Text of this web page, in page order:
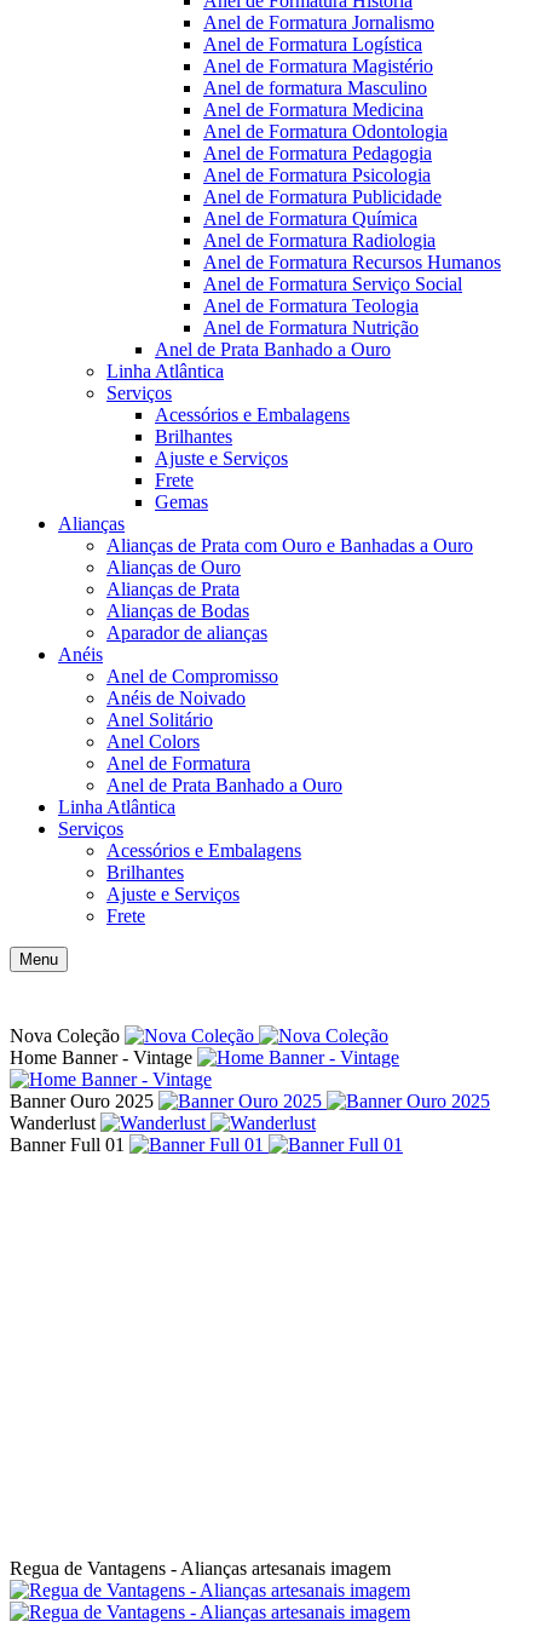
Anel de Formatura Jornalismo
Anel de Formatura Logística
Anel de Formatura Magistério
Anel de formatura Masculino
Anel de Formatura Medicina
Anel de Formatura Odontologia
Anel de Formatura Pedagogia
Anel de Formatura Psicologia
Anel de Formatura Publicidade
Anel de Formatura Química
Anel de Formatura Radiologia
Anel de Formatura Recursos Humanos
Anel de Formatura Serviço Social
Anel de Formatura Teologia
Anel de Formatura Nutrição
Anel de Prata Banhado a Ouro
Linha Atlântica
Serviços
Acessórios e Embalagens
Brilhantes
Ajuste e Serviços
Frete
Gemas
Alianças
Alianças de Prata com Ouro e Banhadas a Ouro
Alianças de Ouro
Alianças de Prata
Alianças de Bodas
Aparador de alianças
Anéis
Anel de Compromisso
Anéis de Noivado
Anel Solitário
Anel Colors
Anel de Formatura
Anel de Prata Banhado a Ouro
Linha Atlântica
Serviços
Acessórios e Embalagens
Brilhantes
Ajuste e Serviços
Frete
Menu
Nova Coleção
Home Banner - Vintage
Banner Ouro 2025
Wanderlust
Banner Full 01
Regua de Vantagens - Alianças artesanais imagem